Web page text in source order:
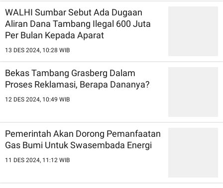
WALHI Sumbar Sebut Ada Dugaan
Aliran Dana Tambang Ilegal 600 Juta
Per Bulan Kepada Aparat
13 DES 2024, 10:28 WIB
Bekas Tambang Grasberg Dalam
Proses Reklamasi, Berapa Dananya?
12 DES 2024, 10:49 WIB
Pemerintah Akan Dorong Pemanfaatan
Gas Bumi Untuk Swasembada Energi
11 DES 2024, 11:12 WIB